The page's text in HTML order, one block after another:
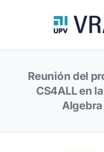
Reunión del
CS4ALL en